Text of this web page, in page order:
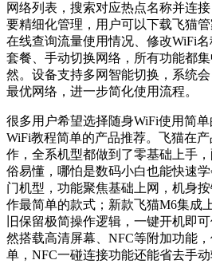
网络列表，搜索对应热点名称并连
要精细化管理，用户可以下载飞猫
在线查询流量使用情况、修改WiFi
套餐、手动切换网络，所有功能都
然。设备支持多网智能切换，系统
最优网络，进一步简化使用流程。
很多用户希望选择随身WiFi使用简
WiFi教程简单的产品推荐。飞猫在
作，全系机型都做到了零基础上手
俗易懂，哪怕是数码小白也能快速
门机型，功能聚焦基础上网，机身
作最简单的款式；新款飞猫M6集成
旧保留极简操作逻辑，一键开机即
然搭载高清屏幕、NFC等附加功能
单，NFC一碰连接功能还能省去手